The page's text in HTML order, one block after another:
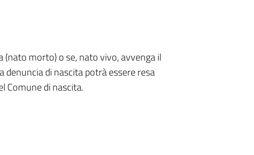
morto) o se, nato vivo, avvenga il
denuncia di nascita potrà essere resa
Comune di nascita.